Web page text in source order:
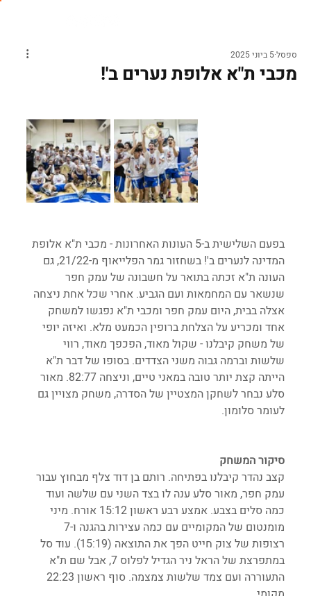
מכבי ת"א אלופת נערים ב'!
ספסל5 ביוני 2025
בפעם השלישית ב-5 העונות האחרונות - מכבי ת"א אלופת
המדינה לנערים ב'! בשחזור גמר הפלייאוף מ-21/22, גם
העונה ת"א זכתה בתואר על חשבונה של עמק חפר
שנשאר עם המחמאות ועם הגביע. אחרי שכל אחת ניצחה
אצלה בבית, היום עמק חפר ומכבי ת"א נפגשו למשחק
אחד ומכריע על הצלחת ברופין הכמעט מלא. ואיזה יופי
של משחק קיבלנו - שקול מאוד, הפכפך מאוד, רווי
שלשות וברמה גבוה משני הצדדים. בסופו של דבר ת"א
הייתה קצת יותר טובה במאני טיים, וניצחה 82:77. מאור
סלע נבחר לשחקן המצטיין של הסדרה, משחק מצויין גם
לעומר סלומון.
סיקור המשחק
קצב נהדר קיבלנו בפתיחה. רותם בן דוד צלף מבחוץ עבור
עמק חפר, מאור סלע ענה לו בצד השני עם שלשה ועוד
כמה סלים בצבע. אמצע רבע ראשון 15:12 אורח. מיני
רצופות של צוק חייט הפך את התוצאה (15:19). עוד סל
במתפרצת של הראל ניר הגדיל לפלוס 7, אבל שם ת"א